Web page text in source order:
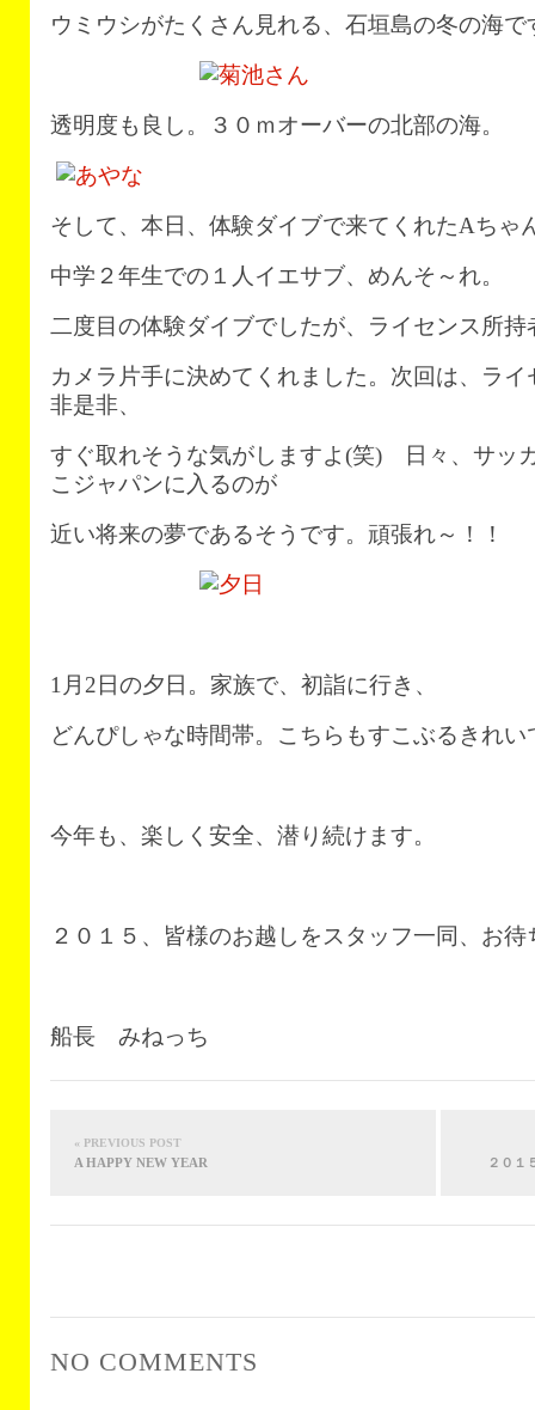
ウミウシがたくさん見れる、石垣島の冬の海で
透明度も良し。３０ｍオーバーの北部の海。
そして、本日、体験ダイブで来てくれたAちゃ
中学２年生での１人イエサブ、めんそ～れ。
二度目の体験ダイブでしたが、ライセンス所
カメラ片手に決めてくれました。次回は、ラ
非是非、
すぐ取れそうな気がしますよ(笑) 日々、サッ
こジャパンに入るのが
近い将来の夢であるそうです。頑張れ～！！
1月2日の夕日。家族で、初詣に行き、
どんぴしゃな時間帯。こちらもすこぶるきれい
今年も、楽しく安全、潜り続けます。
２０１５、皆様のお越しをスタッフ一同、お
船長 みねっち
« PREVIOUS POST
A HAPPY NEW YEAR ２０１
NO COMMENTS